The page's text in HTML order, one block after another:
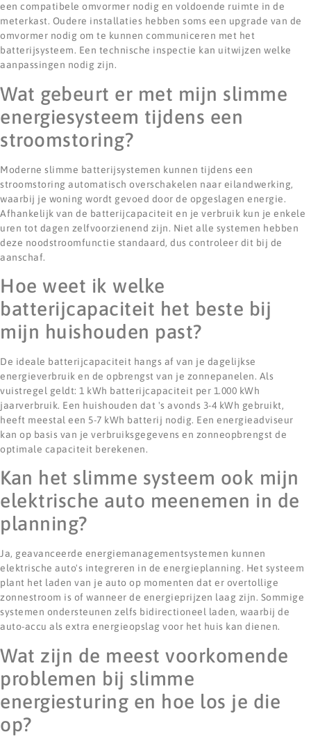
een compatibele omvormer nodig en voldoende ruimte in de
meterkast. Oudere installaties hebben soms een upgrade van de
omvormer nodig om te kunnen communiceren met het
batterijsysteem. Een technische inspectie kan uitwijzen welke
aanpassingen nodig zijn.
Wat gebeurt er met mijn slimme
energiesysteem tijdens een
stroomstoring?
Moderne slimme batterijsystemen kunnen tijdens een
stroomstoring automatisch overschakelen naar eilandwerking,
waarbij je woning wordt gevoed door de opgeslagen energie.
Afhankelijk van de batterijcapaciteit en je verbruik kun je enkele
uren tot dagen zelfvoorzienend zijn. Niet alle systemen hebben
deze noodstroomfunctie standaard, dus controleer dit bij de
aanschaf.
Hoe weet ik welke
batterijcapaciteit het beste bij
mijn huishouden past?
De ideale batterijcapaciteit hangs af van je dagelijkse
energieverbruik en de opbrengst van je zonnepanelen. Als
vuistregel geldt: 1 kWh batterijcapaciteit per 1.000 kWh
jaarverbruik. Een huishouden dat 's avonds 3-4 kWh gebruikt,
heeft meestal een 5-7 kWh batterij nodig. Een energieadviseur
kan op basis van je verbruiksgegevens en zonneopbrengst de
optimale capaciteit berekenen.
Kan het slimme systeem ook mijn
elektrische auto meenemen in de
planning?
Ja, geavanceerde energiemanagementsystemen kunnen
elektrische auto's integreren in de energieplanning. Het systeem
plant het laden van je auto op momenten dat er overtollige
zonnestroom is of wanneer de energieprijzen laag zijn. Sommige
systemen ondersteunen zelfs bidirectioneel laden, waarbij de
auto-accu als extra energieopslag voor het huis kan dienen.
Wat zijn de meest voorkomende
problemen bij slimme
energiesturing en hoe los je die
op?